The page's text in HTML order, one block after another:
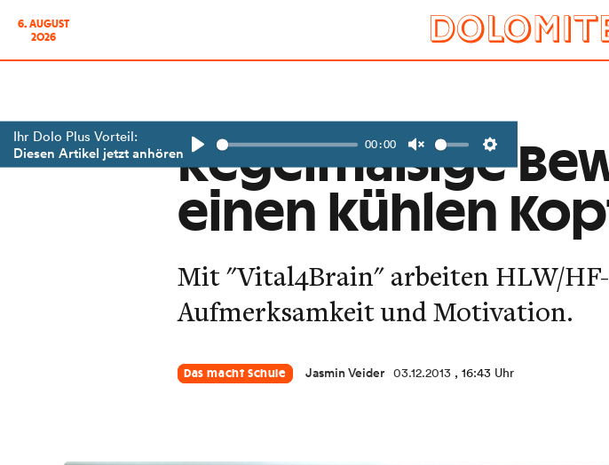
6. AUGUST
2026
Ihr Dolo Plus Vorteil:
Diesen Artikel jetzt anhören
Play
00:00
Unmute Settings
Regelmäßige
einen kühlen
Mit "Vital4Brain" arbeiten HLW/
Aufmerksamkeit und Motivation.
Das macht Schule Jasmin Veider 03.12.2013 , 16:43 Uhr